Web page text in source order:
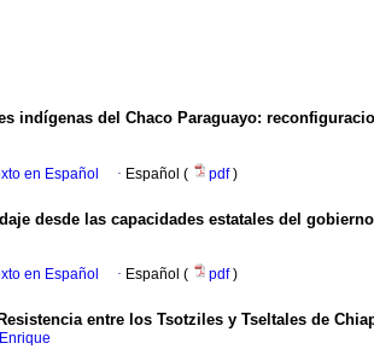
indígenas del Chaco Paraguayo:
en Español · Español ( pdf)
desde las capacidades estatales del
en Español · Español ( pdf)
entre los Tsotziles y Tseltales de